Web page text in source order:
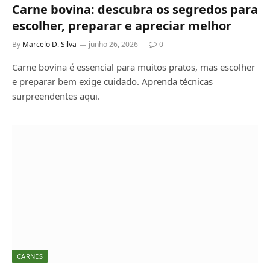
Carne bovina: descubra os segredos para
escolher, preparar e apreciar melhor
By Marcelo D. Silva junho 26, 2026 0
Carne bovina é essencial para muitos pratos, mas escolher
e preparar bem exige cuidado. Aprenda técnicas
surpreendentes aqui.
CARNES